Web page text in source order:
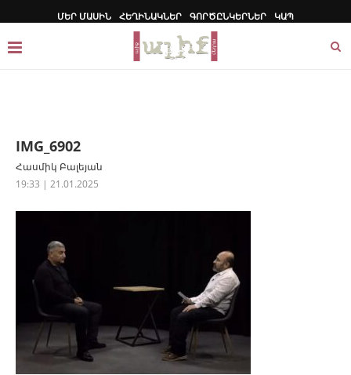
ՄԵՐ ՄԱՍԻՆ ՀԵՂԻՆԱԿՆԵՐ ԳՈՐԾԸՆԿԵՐՆԵՐ ԿԱՊ
IMG_6902
Հասմիկ Բալեյան
19:33 | 21.01.2025